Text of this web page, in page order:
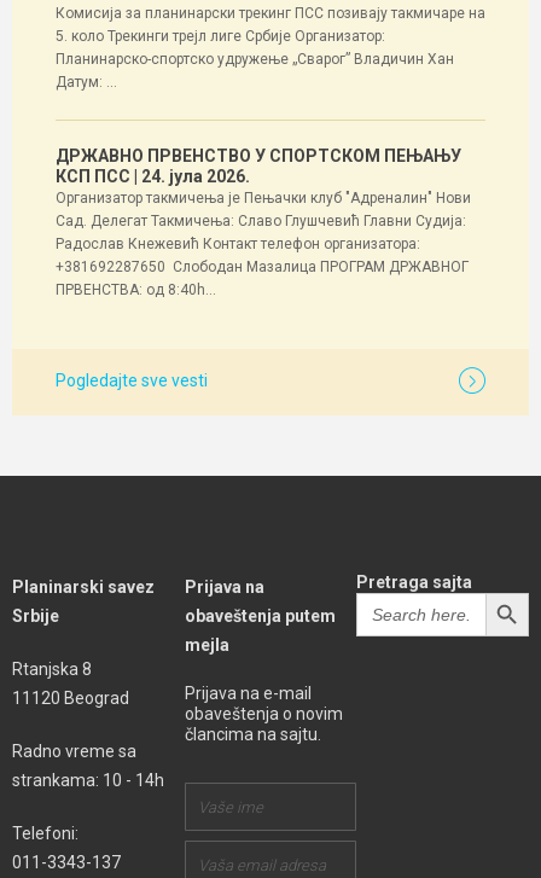
Комисија за планинарски трекинг ПСС позивају такмичаре на
5. коло Трекинги трејл лиге Србије Организатор:
Планинарско-спортско удружење „Сварог” Владичин Хан
Датум: ...
ДРЖАВНО ПРВЕНСТВО У СПОРТСКОМ ПЕЊАЊУ
КСП ПСС
| 24. јула 2026.
Организатор такмичења је Пењачки клуб "Адреналин" Нови
Сад. Делегат Такмичења: Славо Глушчевић Главни Судија:
Радослав Кнежевић Контакт телефон организатора:
+381692287650 Слободан Мазалица ПРОГРАМ ДРЖАВНОГ
ПРВЕНСТВА: од 8:40h...
Pogledajte sve vesti
Planinarski savez
Srbije
Rtanjska 8
11120 Beograd
Radno vreme sa
strankama: 10 - 14h
Telefoni:
011-3343-137
Prijava na
obaveštenja putem
mejla
Prijava na e-mail
obaveštenja o novim
člancima na sajtu.
Pretraga sajta
Search
for:
SEARCH